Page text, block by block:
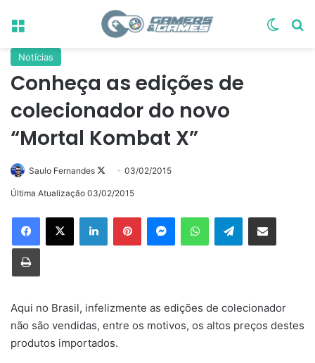
Menu
Notícias
Conheça as edições de
colecionador do novo
“Mortal Kombat X”
Saulo Fernandes
Follow
on
03/02/2015
Última Atualização 03/02/2015
LinkedinPinterestMessengerWhatsAppTelegramCompartilhar via e-mail
Imprimir
Aqui no Brasil, infelizmente as edições de colecionador
não são vendidas, entre os motivos, os altos preços destes
produtos importados.